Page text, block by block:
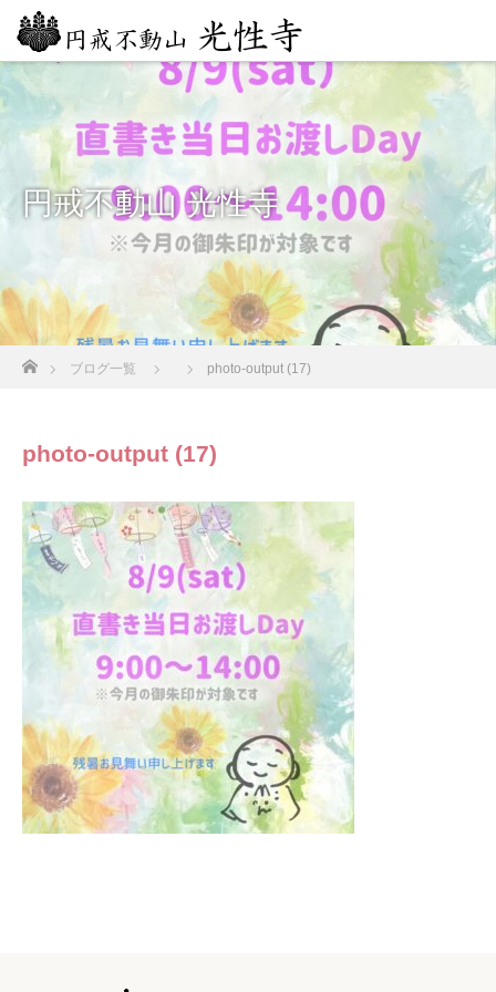
円戒不動山 光性寺
ブログ一覧 photo-output (17)
photo-output (17)